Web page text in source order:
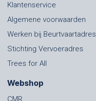
Klantenservice
Algemene voorwaarden
Werken bij Beurtvaartadres
Stichting Vervoeradres
Trees for All
Webshop
CMR